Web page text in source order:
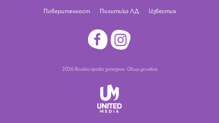
Поверителност
Политика ЛД Известия
2026 Всички права запазени. Общи условия